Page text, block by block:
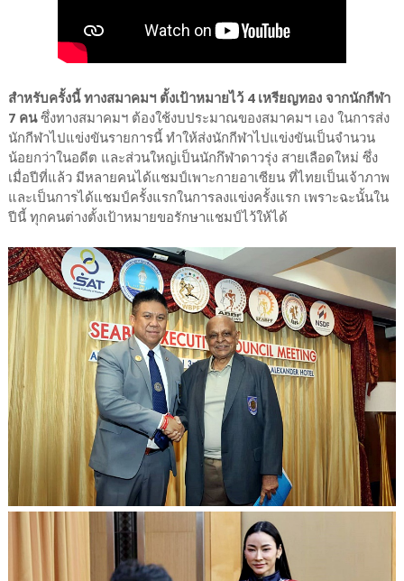
สำหรับครั้งนี้ ทางสมาคมฯ ตั้งเป้าหมายไว้ 4 เหรียญทอง จากนักกีฬา
7 คนซึ่งทางสมาคมฯ ต้องใช้งบประมาณของสมาคมฯ เอง ในการส่ง
นักกีฬาไปแข่งขันรายการนี้ ทำให้ส่งนักกีฬาไปแข่งขันเป็นจำนวน
น้อยกว่าในอดีต และส่วนใหญ่เป็นนักกึฬาดาวรุ่ง สายเลือดใหม่ ซึ่ง
เมื่อปีที่แล้ว มีหลายคนได้แชมป์เพาะกายอาเซียน ที่ไทยเป็นเจ้าภาพ
และเป็นการได้แชมป์ครั้งแรกในการลงแข่งครั้งแรก เพราะฉะนั้นใน
ปีนี้ ทุกคนต่างตั้งเป้าหมายขอรักษาแชมป์ไว้ให้ได้